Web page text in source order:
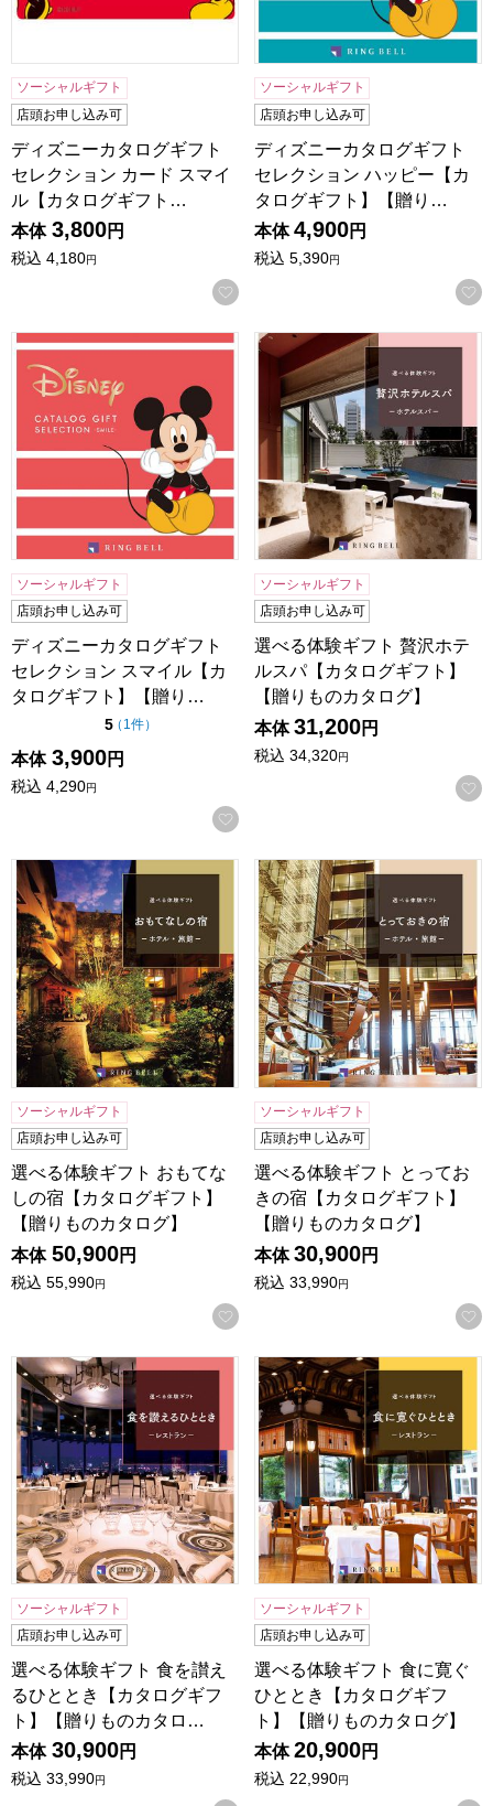
ソーシャルギフト
店頭お申し込み可
ディズニーカタログギフト
セレクション カード スマイ
ル【カタログギフト…
本体 3,800円
税込 4,180円
お気に入りに登録する
ソーシャルギフト
店頭お申し込み可
ディズニーカタログギフト
セレクション ハッピー【カ
タログギフト】【贈り…
本体 4,900円
税込 5,390円
ディズニーカタログギフトセレクション スマイル【カタロ
ソーシャルギフト
店頭お申し込み可
ディズニーカタログギフト
セレクション スマイル【カ
タログギフト】【贈り…
5点（5点満点中）
（ 1件の評価
）
本体 3,900円
税込 4,290円
お気に入りに登録する
選べる体験ギフト 贅沢ホテ
ソーシャルギフト
店頭お申し込み可
選べる体験ギフト 贅沢ホテ
ルスパ【カタログギフト】
【贈りものカタログ】
本体 31,200円
税込 34,320円
選べる体験ギフト おもてなしの宿【カタログギフト】【贈
ソーシャルギフト
店頭お申し込み可
選べる体験ギフト おもてな
しの宿【カタログギフト】
【贈りものカタログ】
本体 50,900円
税込 55,990円
お気に入りに登録する
選べる体験ギフト とってお
ソーシャルギフト
店頭お申し込み可
選べる体験ギフト とってお
きの宿【カタログギフト】
【贈りものカタログ】
本体 30,900円
税込 33,990円
選べる体験ギフト 食を讃えるひととき【カタログギフト】
ソーシャルギフト
店頭お申し込み可
選べる体験ギフト 食を讃え
るひととき【カタログギフ
ト】【贈りものカタロ…
本体 30,900円
税込 33,990円
選べる体験ギフト 食に寛ぐ
ソーシャルギフト
店頭お申し込み可
選べる体験ギフト 食に寛ぐ
ひととき【カタログギフ
ト】【贈りものカタログ】
本体 20,900円
税込 22,990円